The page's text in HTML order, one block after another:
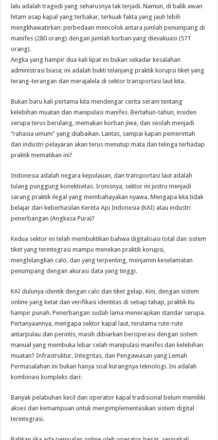
lalu adalah tragedi yang seharusnya tak terjadi. Namun, di balik awan
hitam asap kapal yang terbakar, terkuak fakta yang jauh lebih
mengkhawatirkan: perbedaan mencolok antara jumlah penumpang di
manifes (280 orang) dengan jumlah korban yang dievakuasi (571
orang).
Angka yang hampir dua kali lipat ini bukan sekadar kesalahan
administrasi biasa; ini adalah bukti telanjang praktik korupsi tiket yang
terang-terangan dan merajalela di sektor transportasi laut kita.
Bukan baru kali pertama kita mendengar cerita seram tentang
kelebihan muatan dan manipulasi manifes. Bertahun-tahun, insiden
serupa terus berulang, memakan korban jiwa, dan seolah menjadi
“rahasia umum” yang diabaikan. Lantas, sampai kapan pemerintah
dan industri pelayaran akan terus menutup mata dan telinga terhadap
praktik mematikan ini?
Indonesia adalah negara kepulauan, dan transportasi laut adalah
tulang punggung konektivitas. Ironisnya, sektor ini justru menjadi
sarang praktik ilegal yang membahayakan nyawa. Mengapa kita tidak
belajar dari keberhasilan Kereta Api Indonesia (KAI) atau industri
penerbangan (Angkasa Pura)?
Kedua sektor ini telah membuktikan bahwa digitalisasi total dan sistem
tiket yang terintegrasi mampu menekan praktik korupsi,
menghilangkan calo, dan yang terpenting, menjamin keselamatan
penumpang dengan akurasi data yang tinggi.
KAI dulunya identik dengan calo dan tiket gelap. Kini, dengan sistem
online yang ketat dan verifikasi identitas di setiap tahap, praktik itu
hampir punah. Penerbangan sudah lama menerapkan standar serupa.
Pertanyaannya, mengapa sektor kapal laut, terutama rute-rute
antarpulau dan perintis, masih dibiarkan beroperasi dengan sistem
manual yang membuka lebar celah manipulasi manifes dan kelebihan
muatan? Infrastruktur, Integritas, dan Pengawasan yang Lemah
Permasalahan ini bukan hanya soal kurangnya teknologi. Ini adalah
kombinasi kompleks dari:
Banyak pelabuhan kecil dan operator kapal tradisional belum memiliki
akses dan kemampuan untuk mengimplementasikan sistem digital
terintegrasi.